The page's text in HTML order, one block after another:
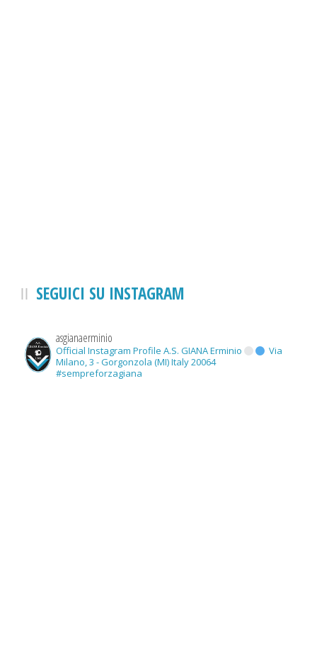
SEGUICI SU INSTAGRAM
asgianaerminio
Official Instagram Profile A.S. GIANA Erminio
Via
Milano, 3 - Gorgonzola (MI) Italy 20064
#sempreforzagiana